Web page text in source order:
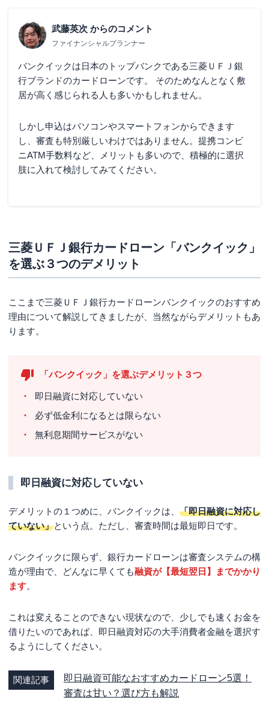
武藤英次 からのコメント
ファイナンシャルプランナー
バンクイックは日本のトップバンクである三菱ＵＦＪ銀
行ブランドのカードローンです。 そのためなんとなく敷
居が高く感じられる人も多いかもしれません。
しかし申込はパソコンやスマートフォンからできます
し、審査も特別厳しいわけではありません。提携コンビ
ニATM手数料など、メリットも多いので、積極的に選択
肢に入れて検討してみてください。
三菱ＵＦＪ銀行カードローン「バンクイック」
を選ぶ３つのデメリット
ここまで三菱ＵＦＪ銀行カードローンバンクイックのおすすめ
理由について解説してきましたが、当然ながらデメリットもあ
ります。
「バンクイック」を選ぶデメリット３つ
即日融資に対応していない
必ず低金利になるとは限らない
無利息期間サービスがない
即日融資に対応していない
デメリットの１つめに、バンクイックは、 「即日融資に対応し
ていない」という点。ただし、審査時間は最短即日です。
バンクイックに限らず、銀行カードローンは審査システムの構
造が理由で、どんなに早くても融資が【最短翌日】までかかり
ます。
これは変えることのできない現状なので、少しでも速くお金を
借りたいのであれば、 即日融資対応の大手消費者金融を選択す
る ようにしてください。
関連記事
即日融資可能なおすすめカードローン5選！
審査は甘い？選び方も解説